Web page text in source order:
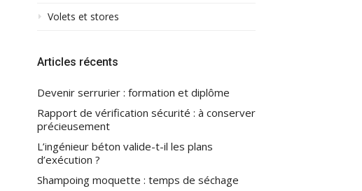
Volets et stores
Articles récents
Devenir serrurier : formation et diplôme
Rapport de vérification sécurité : à conserver
précieusement
L’ingénieur béton valide-t-il les plans
d’exécution ?
Shampoing moquette : temps de séchage